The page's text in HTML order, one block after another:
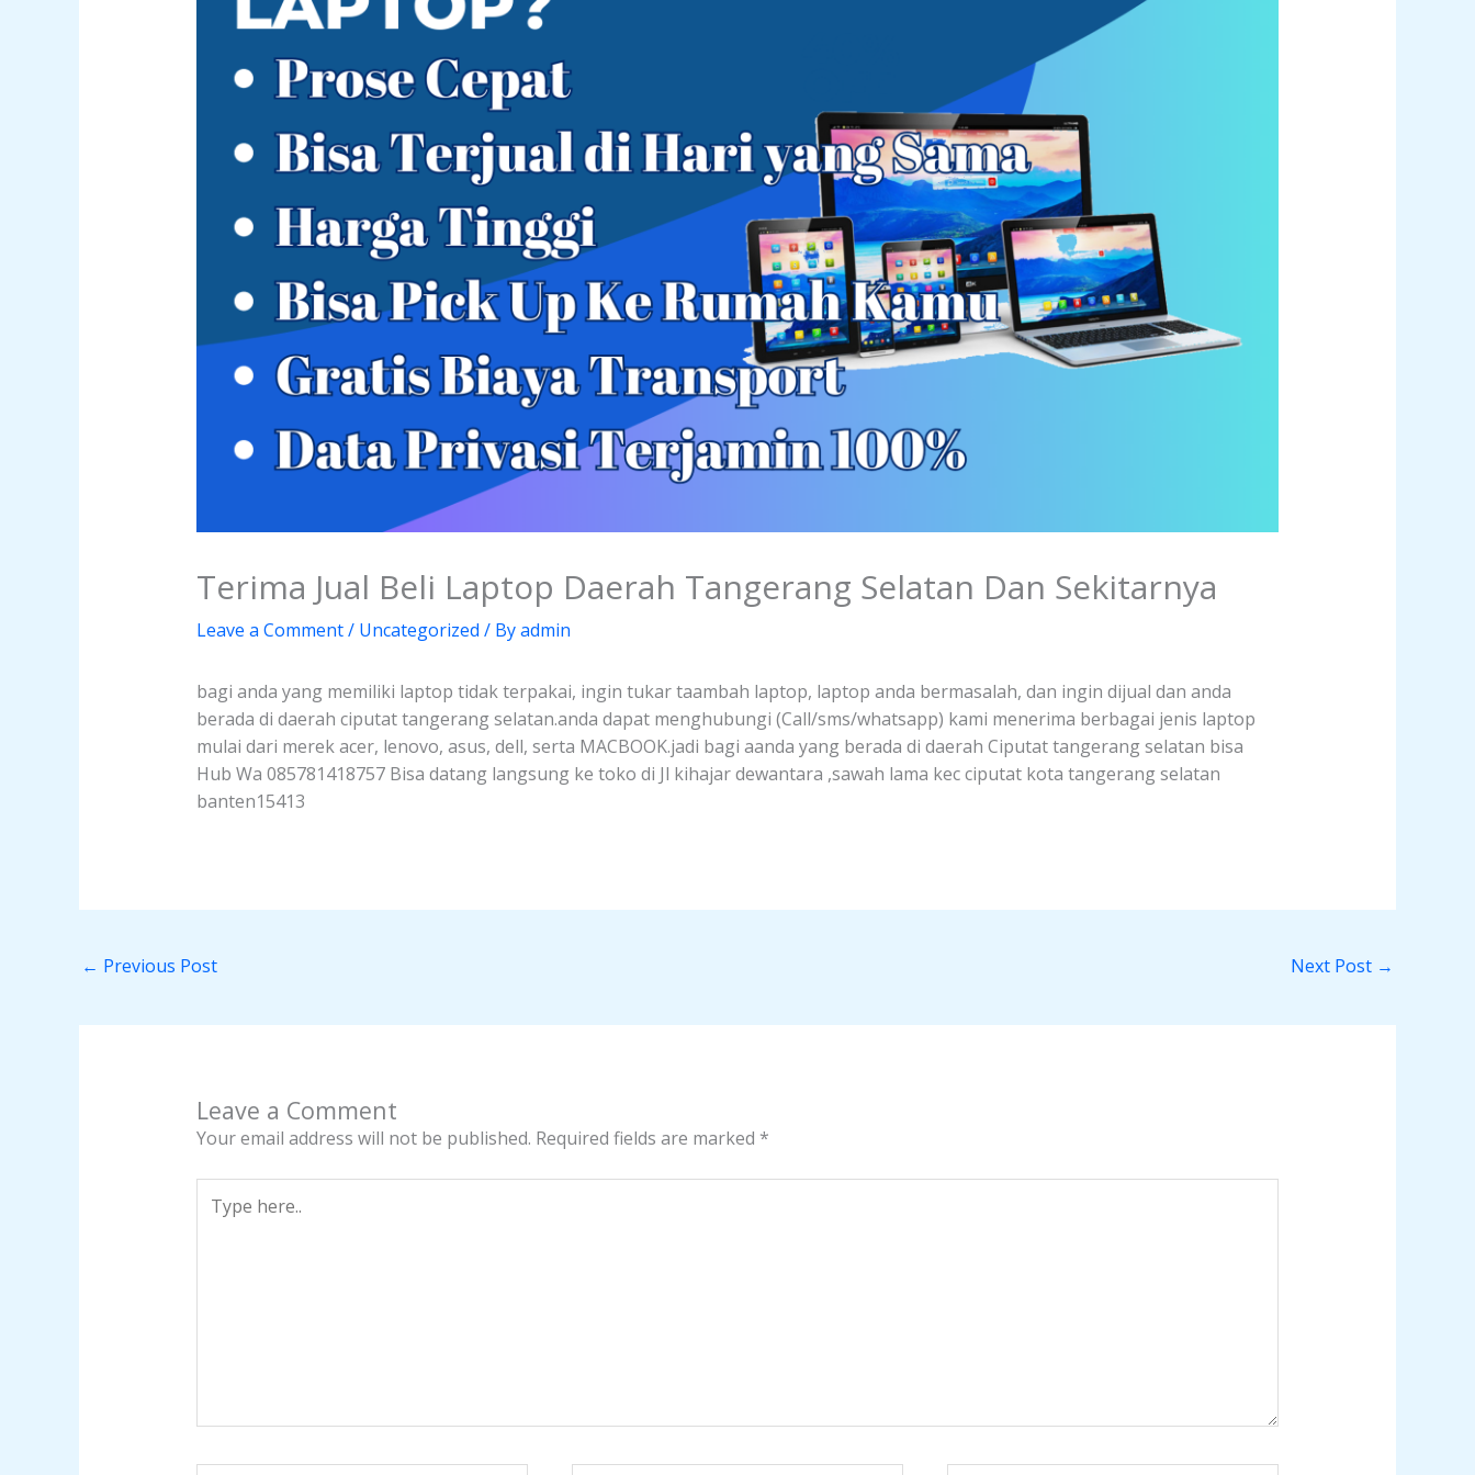
Terima Jual Beli Laptop Daerah Tangerang Selatan Dan Sekitarnya
Leave a Comment/ Uncategorized / Byadmin
bagi anda yang memiliki laptop tidak terpakai, ingin tukar taambah laptop, laptop anda bermasalah, dan ingin dijual dan anda
berada di daerah ciputat tangerang selatan.anda dapat menghubungi (Call/sms/whatsapp) kami menerima berbagai jenis laptop
mulai dari merek acer, lenovo, asus, dell, serta MACBOOK.jadi bagi aanda yang berada di daerah Ciputat tangerang selatan bisa
Hub Wa 085781418757 Bisa datang langsung ke toko di Jl kihajar dewantara ,sawah lama kec ciputat kota tangerang selatan
banten15413
← Previous Post Next Post →
Leave a Comment
Your email address will not be published. Required fields are marked *
here..